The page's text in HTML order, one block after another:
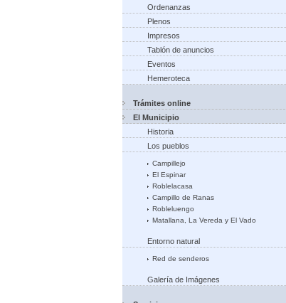
Ordenanzas
Plenos
Impresos
Tablón de anuncios
Eventos
Hemeroteca
Trámites online
El Municipio
Historia
Los pueblos
Campillejo
El Espinar
Roblelacasa
Campillo de Ranas
Robleluengo
Matallana, La Vereda y El Vado
Entorno natural
Red de senderos
Galería de Imágenes